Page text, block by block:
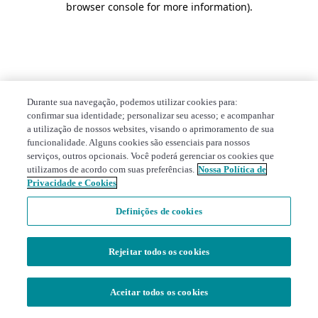
browser console for more information).
Durante sua navegação, podemos utilizar cookies para:
confirmar sua identidade; personalizar seu acesso; e acompanhar
a utilização de nossos websites, visando o aprimoramento de sua
funcionalidade. Alguns cookies são essenciais para nossos
serviços, outros opcionais. Você poderá gerenciar os cookies que
utilizamos de acordo com suas preferências. Nossa Política de
Privacidade e Cookies
Definições de cookies
Rejeitar todos os cookies
Aceitar todos os cookies